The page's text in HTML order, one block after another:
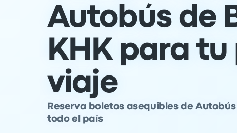
Autobús de
KHK para
viaje
Reserva boletos asequibles de
todo el país